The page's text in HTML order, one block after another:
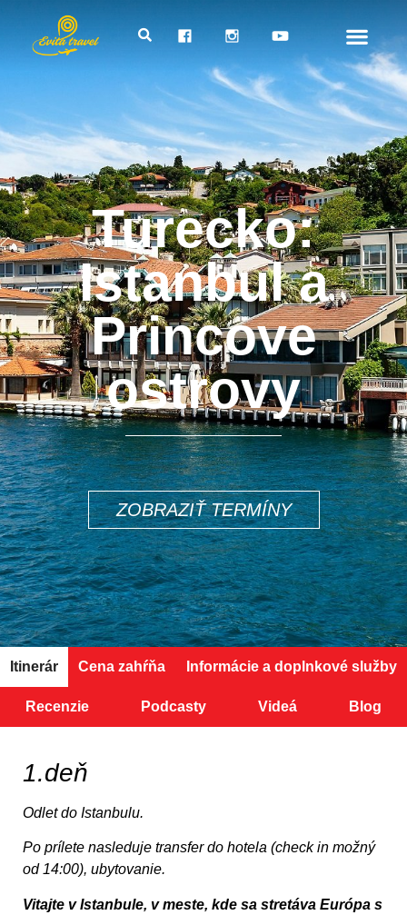
Turecko:
Istanbul a
Princove
ostrovy
ZOBRAZIŤ TERMÍNY
Itinerár Cena zahŕňa Informácie a doplnkové služby
Recenzie Podcasty Videá Blog
1.deň
Odlet do Istanbulu.
Po prílete nasleduje transfer do hotela (check in možný
od 14:00), ubytovanie.
Vitajte v Istanbule, v meste, kde sa stretáva Európa s